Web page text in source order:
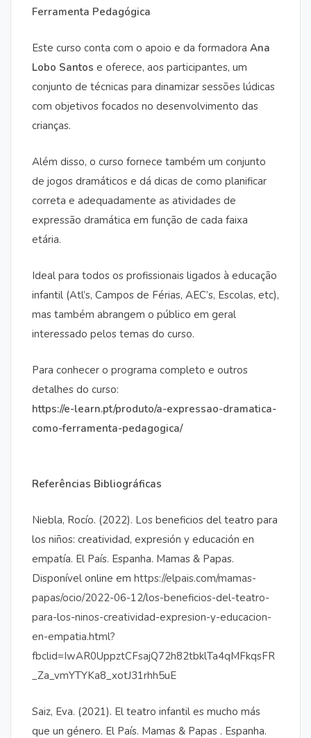
Ferramenta Pedagógica
Este curso conta com o apoio e da formadora Ana
Lobo Santos e oferece, aos participantes, um
conjunto de técnicas para dinamizar sessões lúdicas
com objetivos focados no desenvolvimento das
crianças.
Além disso, o curso fornece também um conjunto
de jogos dramáticos e dá dicas de como planificar
correta e adequadamente as atividades de
expressão dramática em função de cada faixa
etária.
Ideal para todos os profissionais ligados à educação
infantil (Atl’s, Campos de Férias, AEC’s, Escolas, etc),
mas também abrangem o público em geral
interessado pelos temas do curso.
Para conhecer o programa completo e outros
detalhes do curso:
https://e-learn.pt/produto/a-expressao-dramatica-
como-ferramenta-pedagogica/
Referências Bibliográficas
Niebla, Rocío. (2022). Los beneficios del teatro para
los niños: creatividad, expresión y educación en
empatía. El País. Espanha. Mamas & Papas.
Disponível online em https://elpais.com/mamas-
papas/ocio/2022-06-12/los-beneficios-del-teatro-
para-los-ninos-creatividad-expresion-y-educacion-
en-empatia.html?
fbclid=IwAR0UppztCFsajQ72h82tbklTa4qMFkqsFR
_Za_vmYTYKa8_xotJ31rhh5uE
Saiz, Eva. (2021). El teatro infantil es mucho más
que un género. El País. Mamas & Papas . Espanha.